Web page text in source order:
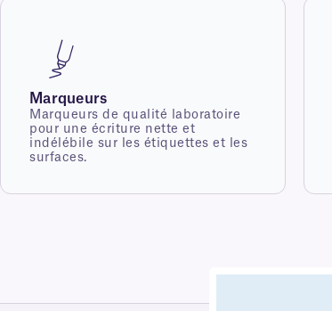
Marqueurs
Marqueurs de qualité laboratoire
pour une écriture nette et
indélébile sur les étiquettes et les
surfaces.